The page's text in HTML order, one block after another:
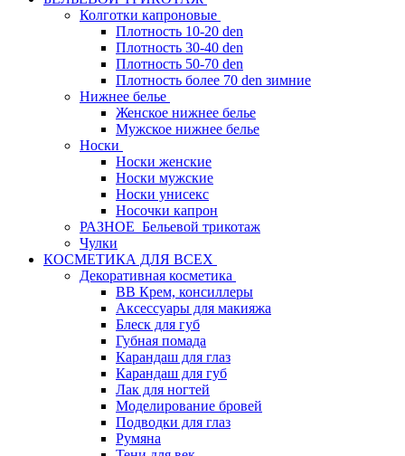
Колготки капроновые
Плотность 10-20 den
Плотность 30-40 den
Плотность 50-70 den
Плотность более 70 den зимние
Нижнее белье
Женское нижнее белье
Мужское нижнее белье
Носки
Носки женские
Носки мужские
Носки унисекс
Носочки капрон
РАЗНОЕ_Бельевой трикотаж
Чулки
КОСМЕТИКА ДЛЯ ВСЕХ
Декоративная косметика
BB Крем, консиллеры
Аксессуары для макияжа
Блеск для губ
Губная помада
Карандаш для глаз
Карандаш для губ
Лак для ногтей
Моделирование бровей
Подводки для глаз
Румяна